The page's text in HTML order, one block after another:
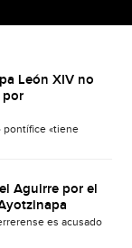
León XIV no
por
pontífice «tiene
Aguirre por el
es acusado